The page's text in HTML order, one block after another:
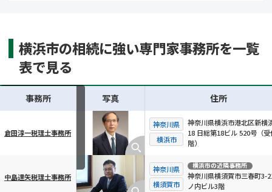
横浜市の相続に強い専門家事務所を一覧
表で見る
横スクロール可能
事務所 写真 住所
倉田淳一税理士事務所
神奈川県
横浜市
神奈川県横浜市港北区新横
18 日総第18ビル 520号（受
階）
中島達矢税理士事務所
神奈川県
横須賀市
横浜市の近隣事務所
神奈川県横須賀市三春町3-
ノ内ビル3階